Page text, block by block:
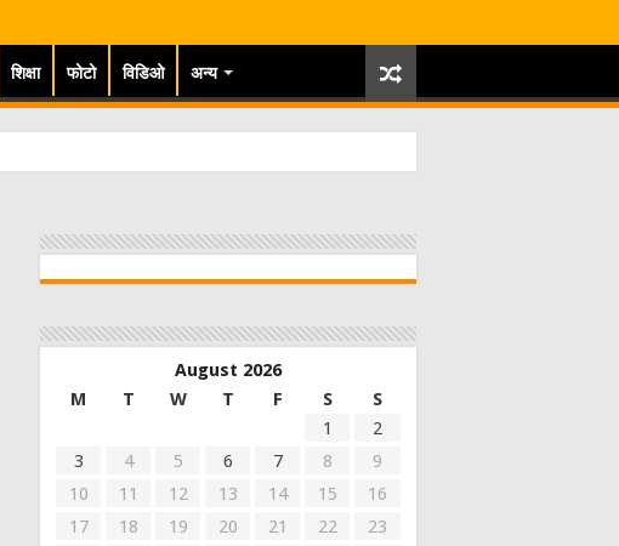
शिक्षा फोटो विडिओ अन्य
August 2026
M
T W T F S
S
1
2
3
4 5 6 7 8
9
10
11 12 13 14 15
16
17
18 19 20 21 22
23